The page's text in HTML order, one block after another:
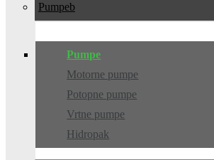
Pumpe
Pumpe
Motorne pumpe
Potopne pumpe
Vrtne pumpe
Hidropak